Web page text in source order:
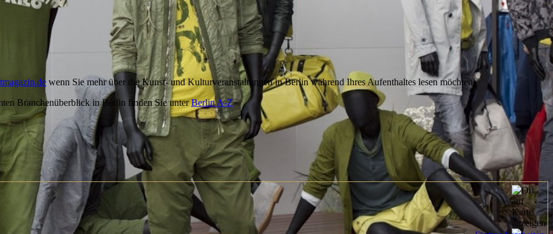
wenn Sie mehr über die Kunst- und Kulturveranstaltungen in Berlin während Ihres Aufenthaltes lesen möchten.
Branchenüberblick in Berlin finden Sie unterBerlin A-Z.